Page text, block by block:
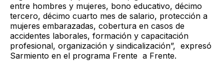
entre hombres y mujeres, bono educativo, décimo
tercero, décimo cuarto mes de salario, protección a
mujeres embarazadas, cobertura en casos de
accidentes laborales, formación y capacitación
profesional, organización y sindicalización”, expresó
Sarmiento en el programa Frente a Frente.